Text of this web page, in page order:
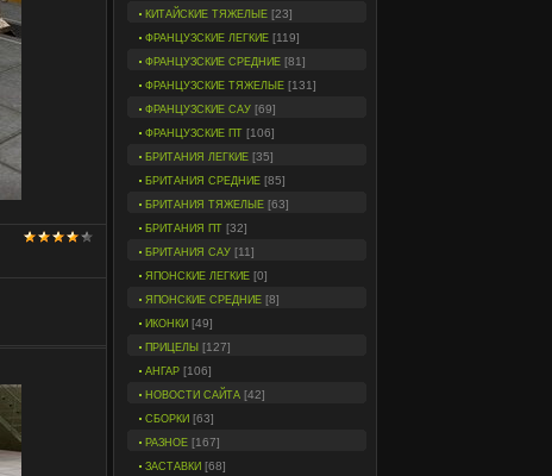
КИТАЙСКИЕ ТЯЖЕЛЫЕ [23]
ФРАНЦУЗСКИЕ ЛЕГКИЕ [119]
ФРАНЦУЗСКИЕ СРЕДНИЕ [81]
ФРАНЦУЗСКИЕ ТЯЖЕЛЫЕ [131]
ФРАНЦУЗСКИЕ САУ [69]
ФРАНЦУЗСКИЕ ПТ [106]
БРИТАНИЯ ЛЕГКИЕ [35]
БРИТАНИЯ СРЕДНИЕ [85]
БРИТАНИЯ ТЯЖЕЛЫЕ [63]
БРИТАНИЯ ПТ [32]
БРИТАНИЯ САУ [11]
ЯПОНСКИЕ ЛЕГКИЕ [0]
ЯПОНСКИЕ СРЕДНИЕ [8]
ИКОНКИ [49]
ПРИЦЕЛЫ [127]
АНГАР [106]
НОВОСТИ САЙТА [42]
СБОРКИ [63]
РАЗНОЕ [167]
ЗАСТАВКИ [68]